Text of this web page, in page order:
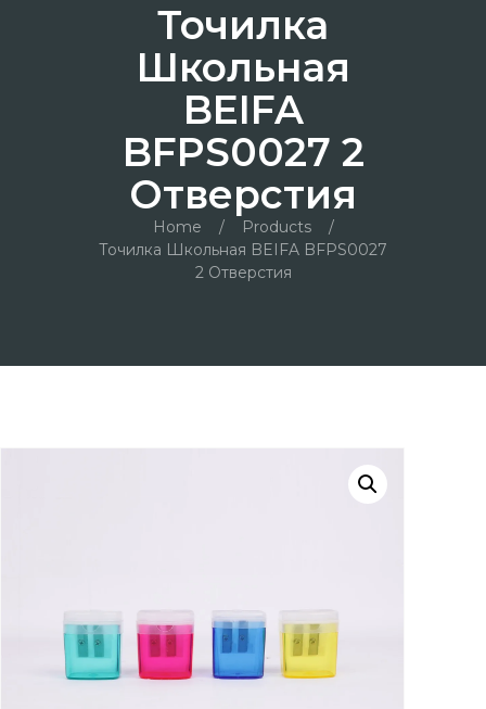
Точилка
Школьная
BEIFA
BFPS0027 2
Отверстия
Home / Products
/
Точилка Школьная BEIFA BFPS0027
2 Отверстия